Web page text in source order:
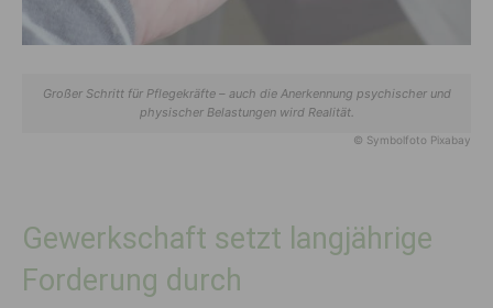
Großer Schritt für Pflegekräfte – auch die Anerkennung psychischer und
physischer Belastungen wird Realität.
© Symbolfoto Pixabay
Gewerkschaft setzt langjährige
Forderung durch